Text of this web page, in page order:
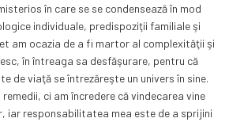
în care se se condensează în mod
individuale, predispoziţii familiale şi
am ocazia de a fi martor al complexităţii şi
în întreaga sa desfăşurare, pentru că
de viaţă se întrezăreşte un univers în sine.
ci am încredere că vindecarea vine
iar responsabilitatea mea este de a sprijini